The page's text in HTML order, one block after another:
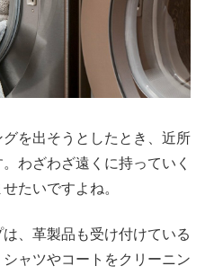
を出そうとしたとき、近所
わざわざ遠くに持っていく
たいですよね。
、革製品も受け付けている
ャツやコートをクリーニン